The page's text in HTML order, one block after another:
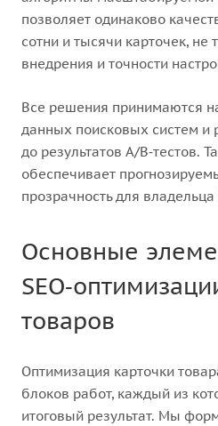
позволяет одинаково
сотни и тысячи карточек, не
внедрения и точности
Все решения принимаются
данных поисковых систем и
до результатов A/B‑тестов.
обеспечивает
прозрачность для
Основные
товаров
Оптимизация карточки
блоков работ, каждый из
итоговый результат. Мы